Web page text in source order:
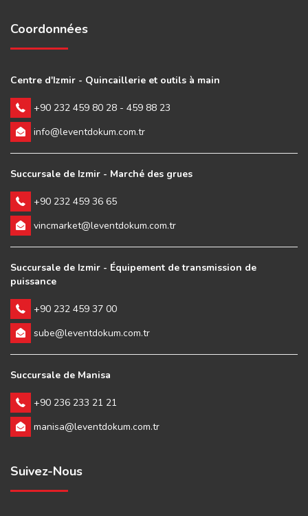
Coordonnées
Centre d'Izmir - Quincaillerie et outils à main
+90 232 459 80 28 - 459 88 23
info@leventdokum.com.tr
Succursale de Izmir - Marché des grues
+90 232 459 36 65
vincmarket@leventdokum.com.tr
Succursale de Izmir - Équipement de transmission de
puissance
+90 232 459 37 00
sube@leventdokum.com.tr
Succursale de Manisa
+90 236 233 21 21
manisa@leventdokum.com.tr
Suivez-Nous